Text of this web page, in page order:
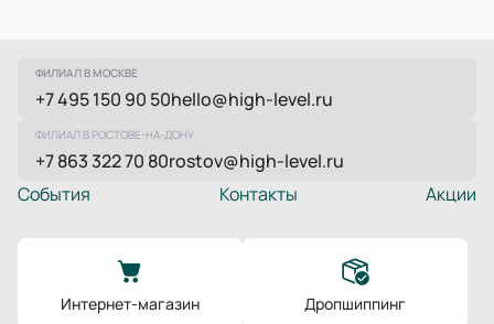
ФИЛИАЛ В МОСКВЕ
+7 495 150 90 50hello@high-level.ru
ФИЛИАЛ В РОСТОВЕ-НА-ДОНУ
+7 863 322 70 80rostov@high-level.ru
Акции
События Контакты
Интернет-магазин Дропшиппинг